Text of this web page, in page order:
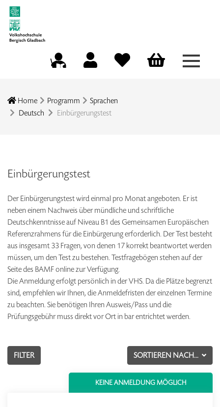
Menü
Home Programm
Sprachen
Deutsch
Einbürgerungstest
Einbürgerungstest
Der Einbürgerungstest wird einmal pro Monat angeboten. Er ist
neben einem Nachweis über mündliche und schriftliche
Deutschkenntnisse auf Niveau B1 des Gemeinsamen Europäischen
Referenzrahmens für die Einbürgerung erforderlich. Der Test besteht
aus insgesamt 33 Fragen, von denen 17 korrekt beantwortet werden
müssen, um den Test zu bestehen. Testfragebögen stehen auf der
Seite des BAMF online zur Verfügung.
Die Anmeldung erfolgt persönlich in der VHS. Da die Plätze begrenzt
sind, empfehlen wir Ihnen, die Anmeldefristen der einzelnen Termine
zu beachten. Sie benötigen Ihren Ausweis/Pass und die
Prüfungsgebühr muss direkt vor Ort in bar entrichtet werden.
SORTIEREN NACH...
FILTER
KEINE ANMELDUNG MÖGLICH